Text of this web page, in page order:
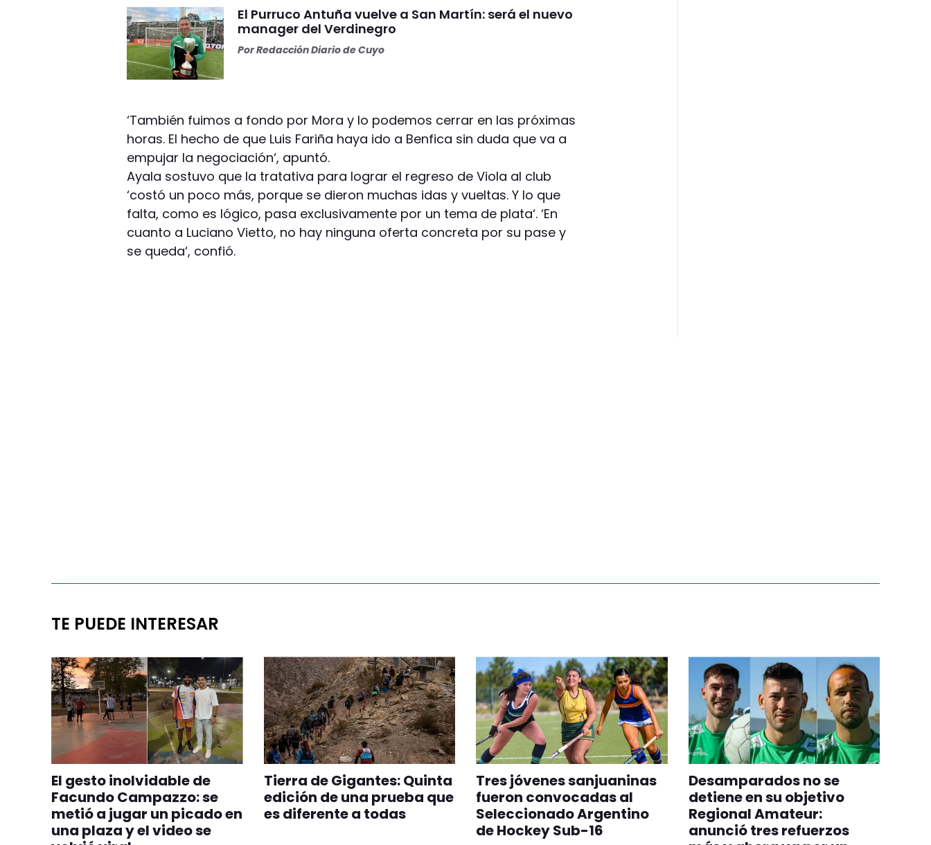
El Purruco Antuña vuelve a San Martín: será el nuevo
manager del Verdinegro
PorRedacción Diario de Cuyo
‘También fuimos a fondo por Mora y lo podemos cerrar en las próximas
horas. El hecho de que Luis Fariña haya ido a Benfica sin duda que va a
empujar la negociación‘, apuntó.
Ayala sostuvo que la tratativa para lograr el regreso de Viola al club
‘costó un poco más, porque se dieron muchas idas y vueltas. Y lo que
falta, como es lógico, pasa exclusivamente por un tema de plata‘. ‘En
cuanto a Luciano Vietto, no hay ninguna oferta concreta por su pase y
se queda‘, confió.
TE PUEDE INTERESAR
El gesto inolvidable de
Facundo Campazzo: se
metió a jugar un picado en
una plaza y el video se
Tierra de Gigantes: Quinta
edición de una prueba que
es diferente a todas
Tres jóvenes sanjuaninas
fueron convocadas al
Seleccionado Argentino
de Hockey Sub-16
Desamparados no se
detiene en su objetivo
Regional Amateur:
anunció tres refuerzos